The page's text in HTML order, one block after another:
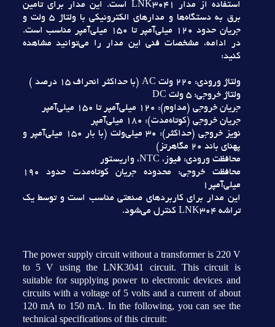
استفاده از مدار LNK3041 است. اين مدار براي تامين
برق به دستگاه‌ها و مدارهاي الکترونيکي با ولتاژ 5 ولت و
جريان حدود 120 ميلي‌آمپر تا 150 ميلي‌آمپر مناسب است.
در ادامه، مشخصات فني اين مدار را مي‌توانيد مشاهده
کنيد:
ولتاژ ورودي: 220 ولت AC (با حداکثر انحراف 15 درصد )
ولتاژ خروجي: 5 ولت DC
جريان خروجي (مداوم): 120 ميلي‌آمپر تا 150 ميلي‌آمپر
جريان خروجي (کوتاه‌مدت): 180 ميلي‌آمپر
نويز خروجي (حداکثر): 30 ميلي‌ولت (با بار 150 ميلي‌آمپر و
پهناي باند 20 مگاهرتز)
محافظت ورودي: فيوز، NTC، واريستور
محافظت خروجي: محدوده جريان کوتاه‌مدت حدود 190
ميلي‌آمپر1
اين مدار براي کاربردهاي صنعتي مناسب است و توسط يک
تراشه LNK304 کنترل مي‌شود.
The power supply circuit without a transformer is 220 V
to 5 V using the LNK3041 circuit. This circuit is
suitable for supplying power to electronic devices and
circuits with a voltage of 5 volts and a current of about
120 mA to 150 mA. In the following, you can see the
technical specifications of this circuit: